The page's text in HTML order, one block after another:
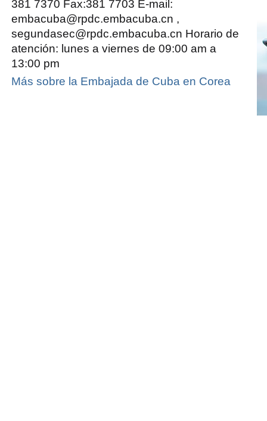
381 7370 Fax:381 7703 E-mail:
embacuba@rpdc.embacuba.cn ,
segundasec@rpdc.embacuba.cn Horario de
atención: lunes a viernes de 09:00 am a
13:00 pm
Más sobre la Embajada de Cuba en Corea